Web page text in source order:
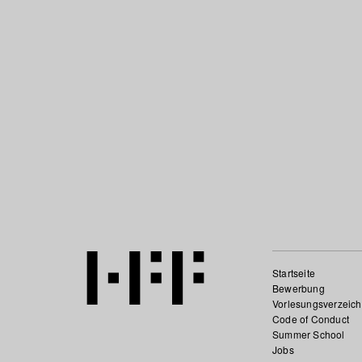
Startseite
Bewerbung
Code of Conduct
Summer School
Jobs